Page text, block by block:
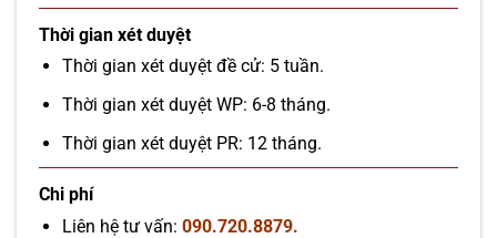
Thời gian xét duyệt
Thời gian xét duyệt đề cử: 5 tuần.
Thời gian xét duyệt WP: 6-8 tháng.
Thời gian xét duyệt PR: 12 tháng.
Chi phí
Liên hệ tư vấn: 090.720.8879.